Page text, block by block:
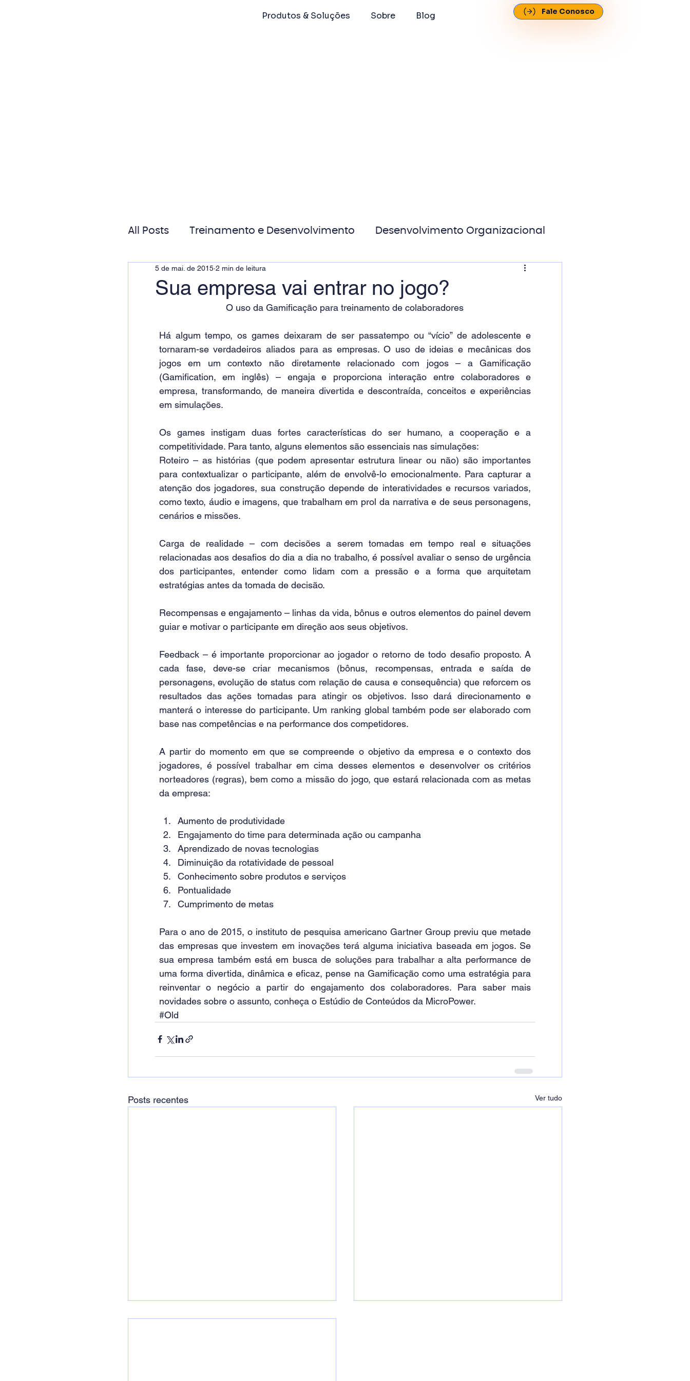
Produtos & Soluções Sobre Blog Fale Conosco
All Posts Treinamento e Desenvolvimento Desenvolvimento Organizacional
Gestão de Pessoas MicroPower Corporativo
Responsabilidade Social
Sua empresa vai entrar no jogo?
5 de mai. de 2015 2 min de leitura
O uso da Gamificação para treinamento de colaboradores
Há algum tempo, os games deixaram de ser passatempo ou “vício” de adolescente e
tornaram-se verdadeiros aliados para as empresas. O uso de ideias e mecânicas dos
jogos em um contexto não diretamente relacionado com jogos – a Gamificação
(Gamification, em inglês) – engaja e proporciona interação entre colaboradores e
empresa, transformando, de maneira divertida e descontraída, conceitos e experiências
em simulações.
Os games instigam duas fortes características do ser humano, a cooperação e a
competitividade. Para tanto, alguns elementos são essenciais nas simulações:
Roteiro – as histórias (que podem apresentar estrutura linear ou não) são importantes
para contextualizar o participante, além de envolvê-lo emocionalmente. Para capturar a
atenção dos jogadores, sua construção depende de interatividades e recursos variados,
como texto, áudio e imagens, que trabalham em prol da narrativa e de seus personagens,
cenários e missões.
Carga de realidade – com decisões a serem tomadas em tempo real e situações
relacionadas aos desafios do dia a dia no trabalho, é possível avaliar o senso de urgência
dos participantes, entender como lidam com a pressão e a forma que arquitetam
estratégias antes da tomada de decisão.
Recompensas e engajamento – linhas da vida, bônus e outros elementos do painel devem
guiar e motivar o participante em direção aos seus objetivos.
Feedback – é importante proporcionar ao jogador o retorno de todo desafio proposto. A
cada fase, deve-se criar mecanismos (bônus, recompensas, entrada e saída de
personagens, evolução de status com relação de causa e consequência) que reforcem os
resultados das ações tomadas para atingir os objetivos. Isso dará direcionamento e
manterá o interesse do participante. Um ranking global também pode ser elaborado com
base nas competências e na performance dos competidores.
A partir do momento em que se compreende o objetivo da empresa e o contexto dos
jogadores, é possível trabalhar em cima desses elementos e desenvolver os critérios
norteadores (regras), bem como a missão do jogo, que estará relacionada com as metas
da empresa:
Aumento de produtividade
Engajamento do time para determinada ação ou campanha
Aprendizado de novas tecnologias
Diminuição da rotatividade de pessoal
Conhecimento sobre produtos e serviços
Pontualidade
Cumprimento de metas
Para o ano de 2015, o instituto de pesquisa americano Gartner Group previu que metade
das empresas que investem em inovações terá alguma iniciativa baseada em jogos. Se
sua empresa também está em busca de soluções para trabalhar a alta performance de
uma forma divertida, dinâmica e eficaz, pense na Gamificação como uma estratégia para
reinventar o negócio a partir do engajamento dos colaboradores. Para saber mais
novidades sobre o assunto, conheça o Estúdio de Conteúdos da MicroPower.
#Old
Posts recentes Ver tudo